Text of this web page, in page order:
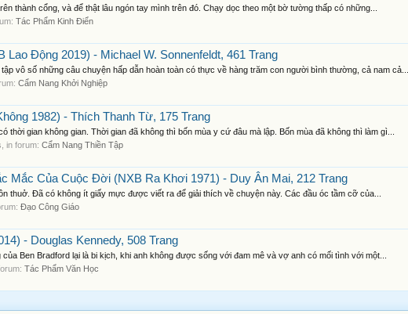
thành cổng, và để thật lâu ngón tay mình trên đó. Chạy dọc theo một bờ tường thấp có những...
Tác Phẩm Kinh Điển
Động 2019) - Michael W. Sonnenfeldt, 461 Trang
vô số những câu chuyện hấp dẫn hoàn toàn có thực về hàng trăm con người bình thường, cả nam cả...
Cẩm Nang Khởi Nghiệp
1982) - Thích Thanh Từ, 175 Trang
thời gian không gian. Thời gian đã không thì bốn mùa y cứ đâu mà lập. Bốn mùa đã không thì làm gì...
in forum:Cẩm Nang Thiền Tập
Mắc Của Cuộc Đời (NXB Ra Khơi 1971) - Duy Ân Mai, 212 Trang
thuở. Đã có không ít giấy mực được viết ra để giải thích về chuyện này. Các đầu óc tầm cỡ của...
Đạo Công Giáo
- Douglas Kennedy, 508 Trang
Ben Bradford lại là bi kịch, khi anh không được sống với đam mê và vợ anh có mối tình với một...
Tác Phẩm Văn Học